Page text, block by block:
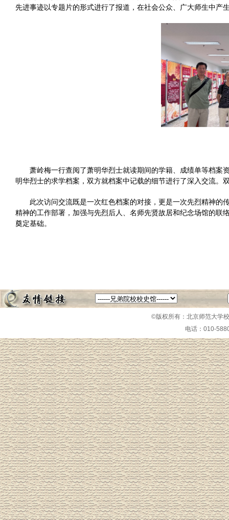
先进事迹以专题片的形式进行了报道，在社会公众、广大师生中产
萧岭梅一行查阅了萧明华烈士就读期间的学籍、成绩单等档案
明华烈士的求学档案，双方就档案中记载的细节进行了深入交流
此次访问交流既是一次红色档案的对接，更是一次先烈精神
精神的工作部署，加强与先烈后人、名师先贤故居和纪念场馆的
奠定基础。
©版权所有：北京师范大学
电话：010-